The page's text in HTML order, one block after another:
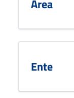
Area
Ente